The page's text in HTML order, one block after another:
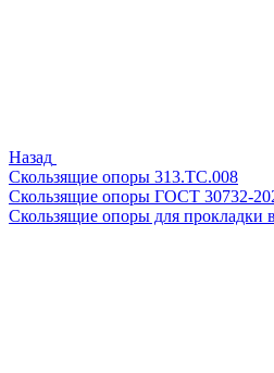
Назад
Скользящие опоры 313.ТС.008
Скользящие опоры ГОСТ 30732-
Скользящие опоры для прокладки